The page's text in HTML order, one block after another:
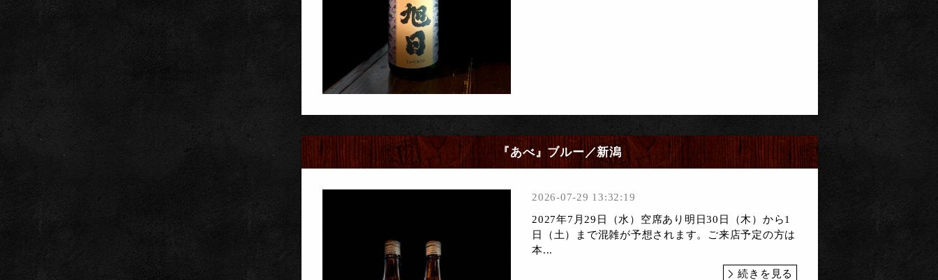
『あべ』ブルー／新潟
2026-07-29 13:32:19
2027年7月29日（水）空席あり明日30日（木）から1
日（土）まで混雑が予想されます。ご来店予定の方は
本...
続きを見る